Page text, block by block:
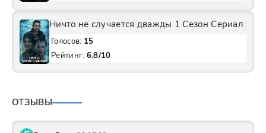
Ничто не случается дважды 1 Сезон Сериал
Голосов: 15
Рейтинг: 6.8/10
ОТЗЫВЫ